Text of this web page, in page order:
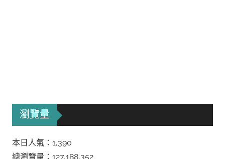
瀏覽量
本日人氣：1,390
總瀏覽量：127,188,352